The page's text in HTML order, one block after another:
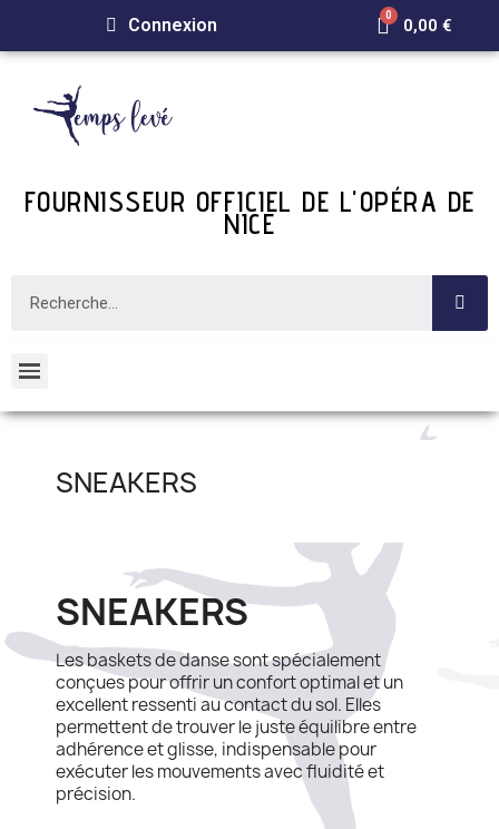
Connexion 0,00 €
FOURNISSEUR OFFICIEL DE L'OPÉRA DE
NICE
SNEAKERS
SNEAKERS
Les baskets de danse sont spécialement
conçues pour offrir un confort optimal et un
excellent ressenti au contact du sol. Elles
permettent de trouver le juste équilibre entre
adhérence et glisse, indispensable pour
exécuter les mouvements avec fluidité et
précision.